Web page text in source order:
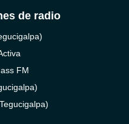
de radio
FM